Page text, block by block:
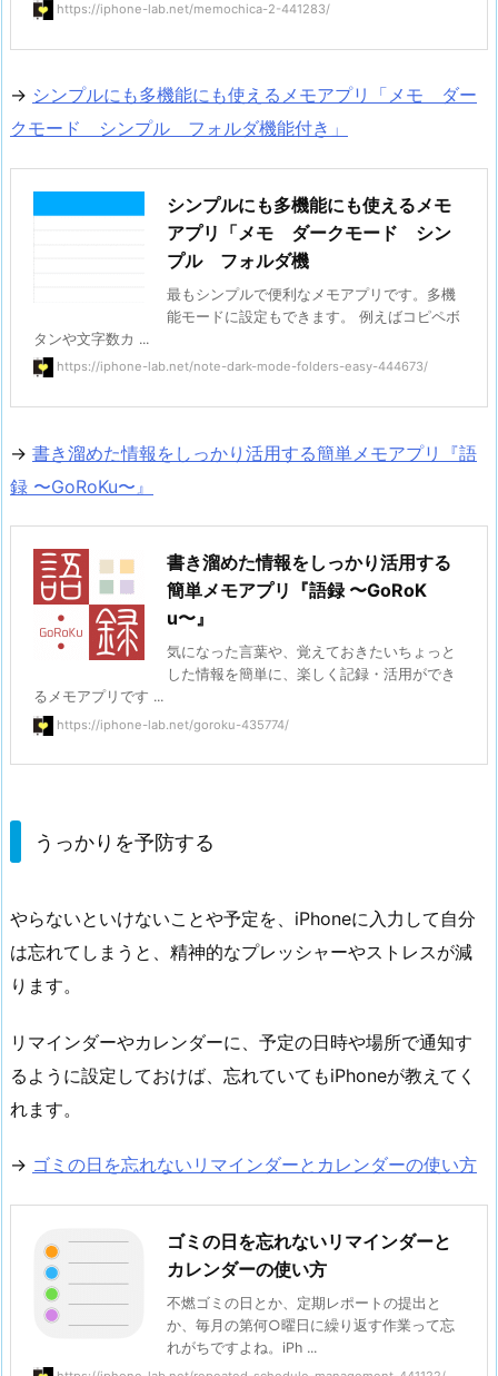
https://iphone-lab.net/memochica-2-441283/
→ シンプルにも多機能にも使えるメモアプリ「メモ ダー
クモード シンプル フォルダ機能付き」
シンプルにも多機能にも使えるメモ
アプリ「メモ ダークモード シン
プル フォルダ機
最もシンプルで便利なメモアプリです。多機
能モードに設定もできます。 例えばコピペボ
タンや文字数カ ...
https://iphone-lab.net/note-dark-mode-folders-easy-444673/
→ 書き溜めた情報をしっかり活用する簡単メモアプリ『語
録 〜GoRoKu〜』
書き溜めた情報をしっかり活用する
簡単メモアプリ『語録 〜GoRoK
u〜』
気になった言葉や、覚えておきたいちょっと
した情報を簡単に、楽しく記録・活用ができ
るメモアプリです ...
https://iphone-lab.net/goroku-435774/
うっかりを予防する
やらないといけないことや予定を、iPhoneに入力して自分
は忘れてしまうと、精神的なプレッシャーやストレスが減
ります。
リマインダーやカレンダーに、予定の日時や場所で通知す
るように設定しておけば、忘れていてもiPhoneが教えてく
れます。
→ ゴミの日を忘れないリマインダーとカレンダーの使い方
ゴミの日を忘れないリマインダーと
カレンダーの使い方
不燃ゴミの日とか、定期レポートの提出と
か、毎月の第何○曜日に繰り返す作業って忘
れがちですよね。iPh ...